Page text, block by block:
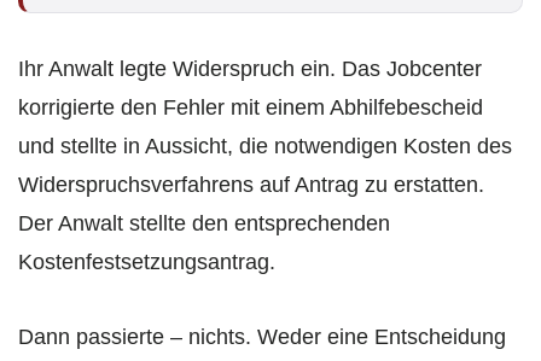
Ihr Anwalt legte Widerspruch ein. Das Jobcenter
korrigierte den Fehler mit einem Abhilfebescheid
und stellte in Aussicht, die notwendigen Kosten des
Widerspruchsverfahrens auf Antrag zu erstatten.
Der Anwalt stellte den entsprechenden
Kostenfestsetzungsantrag.
Dann passierte – nichts. Weder eine Entscheidung